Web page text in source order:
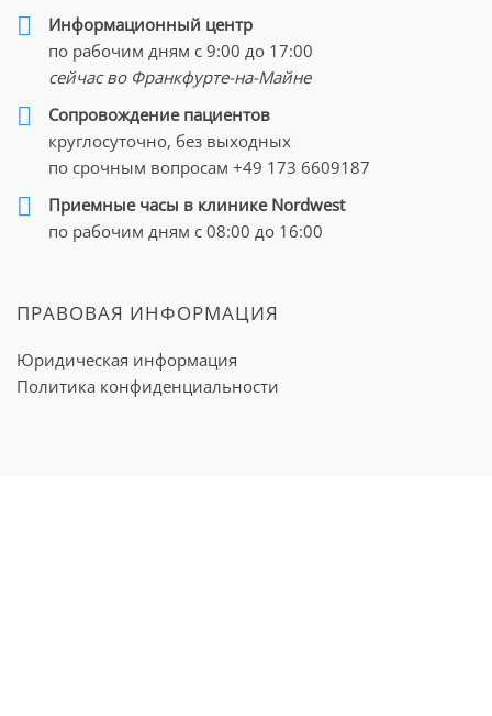
монорадиотерапии, комбинированная
радиохимиотерапия ведет к повышенной
ремиссии. Пациентом с раком прямой кишки на
стадиях сТ3 и сТ4 показана неоадъювантная
радиохимиотерапия из-за своей низкой
длительной токсичности, а также по причине
сниженных показателей локального рецидива. 5-
FU, Capecitabin, Oxaliplatin являются основными
цитостатиками, применяумыми в
Химиотерапия
Химиотерапия —
Информационный центр
по рабочим дням с 9:00 до 17:00
сейчас во Франкфурте-на-Майне
Cопровождение пациентов
круглосуточно, без выходных
по срочным вопросам +49 173 6609187
Приемные часы в клинике Nordwest
по рабочим дням с 08:00 до 16:00
ПРАВОВАЯ ИНФОРМАЦИЯ
Юридическая информация
Политика конфиденциальности